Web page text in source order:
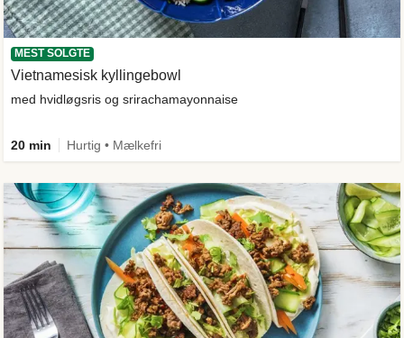
MEST SOLGTE
Vietnamesisk kyllingebowl
med hvidløgsris og srirachamayonnaise
20 min Hurtig • Mælkefri